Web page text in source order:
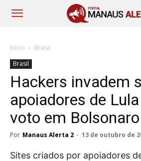
Início
Brasil
Brasil
Hackers invadem
apoiadores de
voto em Bolsonaro
Por Manaus Alerta 2 - 13 de outubro de
Sites criados por apoiadores